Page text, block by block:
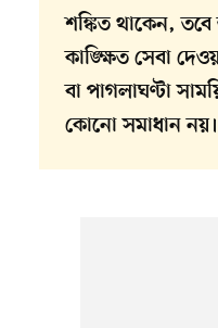
শঙ্কিত থাকেন,
কাঙ্ক্ষিত সেবা
বা পাগলাঘণ্টা
কোনো সমাধান নয়।